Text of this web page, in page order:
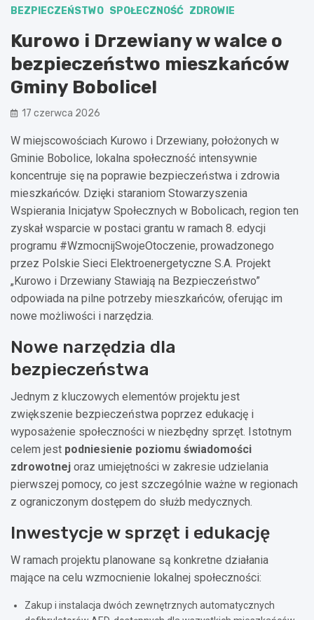
BEZPIECZEŃSTWO SPOŁECZNOŚĆ ZDROWIE
Kurowo i Drzewiany w walce o
bezpieczeństwo mieszkańców
Gminy Bobolice!
17 czerwca 2026
W miejscowościach Kurowo i Drzewiany, położonych w
Gminie Bobolice, lokalna społeczność intensywnie
koncentruje się na poprawie bezpieczeństwa i zdrowia
mieszkańców. Dzięki staraniom Stowarzyszenia
Wspierania Inicjatyw Społecznych w Bobolicach, region ten
zyskał wsparcie w postaci grantu w ramach 8. edycji
programu #WzmocnijSwojeOtoczenie, prowadzonego
przez Polskie Sieci Elektroenergetyczne S.A. Projekt
„Kurowo i Drzewiany Stawiają na Bezpieczeństwo”
odpowiada na pilne potrzeby mieszkańców, oferując im
nowe możliwości i narzędzia.
Nowe narzędzia dla
bezpieczeństwa
Jednym z kluczowych elementów projektu jest
zwiększenie bezpieczeństwa poprzez edukację i
wyposażenie społeczności w niezbędny sprzęt. Istotnym
celem jest podniesienie poziomu świadomości
zdrowotnej oraz umiejętności w zakresie udzielania
pierwszej pomocy, co jest szczególnie ważne w regionach
z ograniczonym dostępem do służb medycznych.
Inwestycje w sprzęt i edukację
W ramach projektu planowane są konkretne działania
mające na celu wzmocnienie lokalnej społeczności:
Zakup i instalacja dwóch zewnętrznych automatycznych